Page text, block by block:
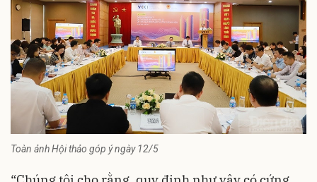
Toàn ảnh Hội thảo góp ý ngày 12/5